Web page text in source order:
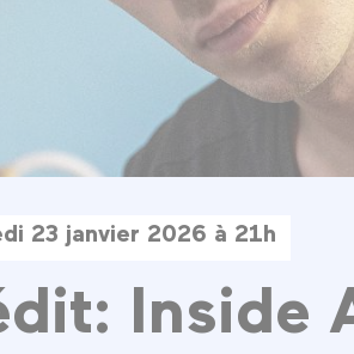
23 janvier 2026 à 21h
Inside